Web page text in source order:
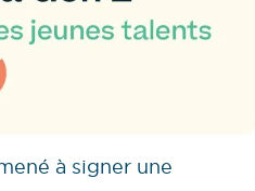
à signer une